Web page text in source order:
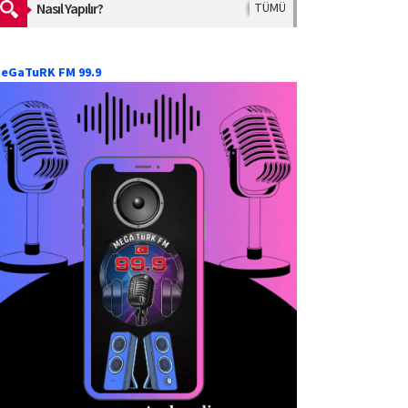
Nasıl Yapılır? TÜMÜ
FM 99.9